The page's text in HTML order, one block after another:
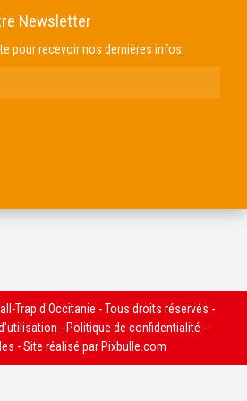
Newsletter
pour recevoir nos dernières infos.
Trap d'Occitanie - Tous droits réservés -
- Politique de confidentialité -
- Site réalisé par Pixbulle.com